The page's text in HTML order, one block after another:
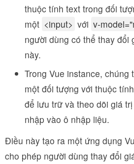
thuộc tính text trong đối
một <input> với v-
người dùng có thể thay đổi
này.
Trong Vue instance, chúng
một đối tượng với thuộc
để lưu trữ và theo dõi giá
nhập vào ô nhập liệu.
Điều này tạo ra một ứng dụng
cho phép người dùng thay đổi